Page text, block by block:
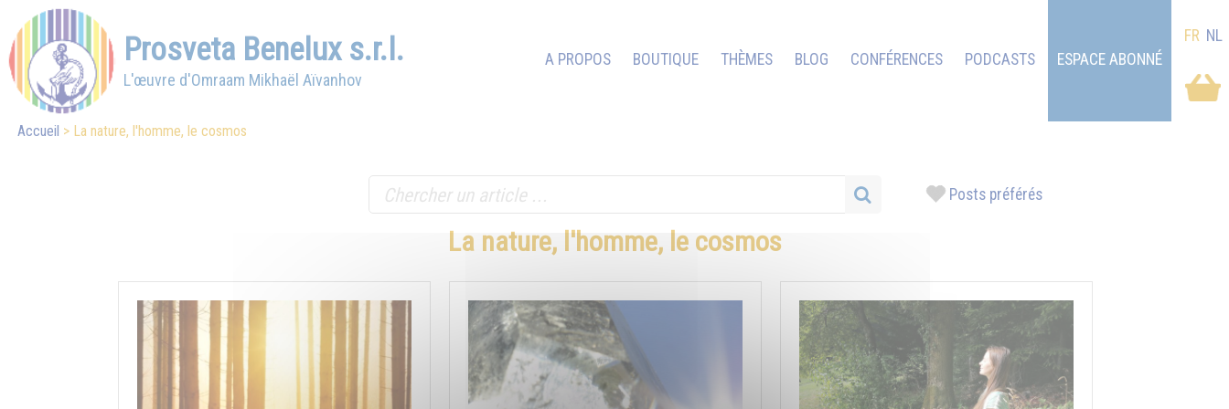
Prosveta Benelux s.r.l.
L'œuvre d'Omraam Mikhaël Aïvanhov
A PROPOS BOUTIQUE THÈMES BLOG CONFÉRENCES PODCASTS ESPACE ABONNÉ
FR NL
Accueil La nature, l'homme, le cosmos
Posts préférés
La nature, l'homme, le cosmos